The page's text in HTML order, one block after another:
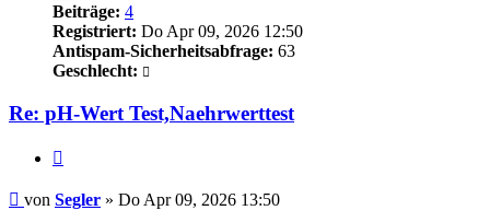
Beiträge: 4
Registriert: Do Apr 09, 2026 12:50
Antispam-Sicherheitsabfrage: 63
Geschlecht:
Re: pH-Wert Test,Naehrwerttest
Beitrag
von Segler » Do Apr 09, 2026 13:50